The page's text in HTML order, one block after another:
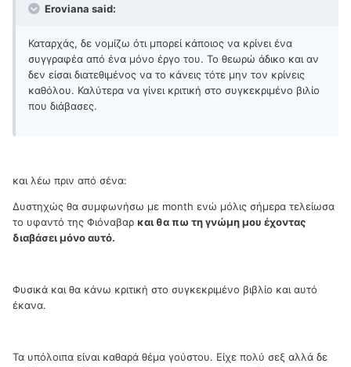
Eroviana said:
Καταρχάς, δε νομίζω ότι μπορεί κάποιος να κρίνει ένα
συγγραφέα από ένα μόνο έργο του. Το θεωρώ άδικο και αν
δεν είσαι διατεθιμένος να το κάνεις τότε μην τον κρίνεις
καθόλου. Καλύτερα να γίνει κριτική στο συγκεκριμένο βιλίο
που διάβασες.
και λέω πριν από σένα:
Δυστηχώς θα συμφωνήσω με month ενώ μόλις σήμερα τελείωσα
το υφαντό της Φιόναβαρ και θα πω τη γνώμη μου έχοντας
διαβάσει μόνο αυτό.
Φυσικά και θα κάνω κριτική στο συγκεκριμένο βιβλίο και αυτό
έκανα.
Τα υπόλοιπα είναι καθαρά θέμα γούστου. Είχε πολύ σεξ αλλά δε